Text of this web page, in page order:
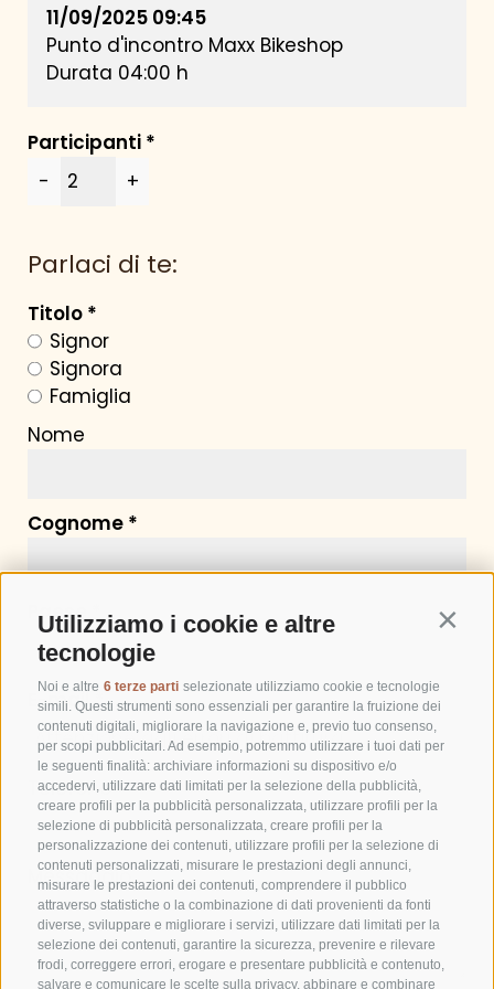
Utilizziamo i cookie e altre
tecnologie
Noi e altre 6 terze parti selezionate utilizziamo cookie e tecnologie
simili. Questi strumenti sono essenziali per garantire la fruizione dei
contenuti digitali, migliorare la navigazione e, previo tuo consenso,
per scopi pubblicitari. Ad esempio, potremmo utilizzare i tuoi dati per
le seguenti finalità: archiviare informazioni su dispositivo e/o
accedervi, utilizzare dati limitati per la selezione della pubblicità,
creare profili per la pubblicità personalizzata, utilizzare profili per la
selezione di pubblicità personalizzata, creare profili per la
personalizzazione dei contenuti, utilizzare profili per la selezione di
contenuti personalizzati, misurare le prestazioni degli annunci,
misurare le prestazioni dei contenuti, comprendere il pubblico
attraverso statistiche o la combinazione di dati provenienti da fonti
diverse, sviluppare e migliorare i servizi, utilizzare dati limitati per la
selezione dei contenuti, garantire la sicurezza, prevenire e rilevare
frodi, correggere errori, erogare e presentare pubblicità e contenuto,
salvare e comunicare le scelte sulla privacy, abbinare e combinare
CALCOLA PREZZO
11/09/2025 09:45
Punto d'incontro Maxx Bikeshop
Durata 04:00 h
Participanti
-
+
Parlaci di te:
Titolo
Signor
Signora
Famiglia
Nome
Cognome
Paese
E-mail
Telefono
Messaggio